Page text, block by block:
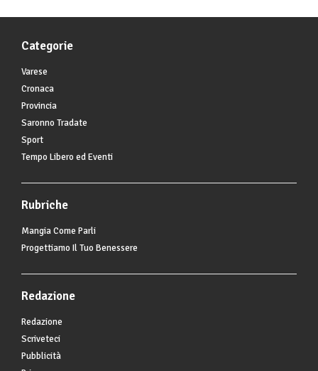
Categorie
Varese
Cronaca
Provincia
Saronno Tradate
Sport
Tempo Libero ed Eventi
Rubriche
Mangia Come Parli
Progettiamo Il Tuo Benessere
Redazione
Redazione
Scriveteci
Pubblicità